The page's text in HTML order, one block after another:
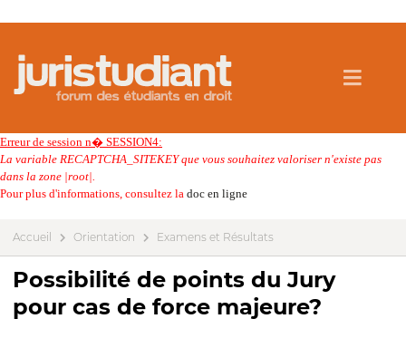
Erreur de session n� SESSION4:
La variable RECAPTCHA_SITEKEY que vous souhaitez valoriser n'existe pas
dans la zone |root|.
Pour plus d'informations, consultez la doc en ligne
Accueil Orientation Examens et Résultats
Possibilité de points du Jury
pour cas de force majeure?